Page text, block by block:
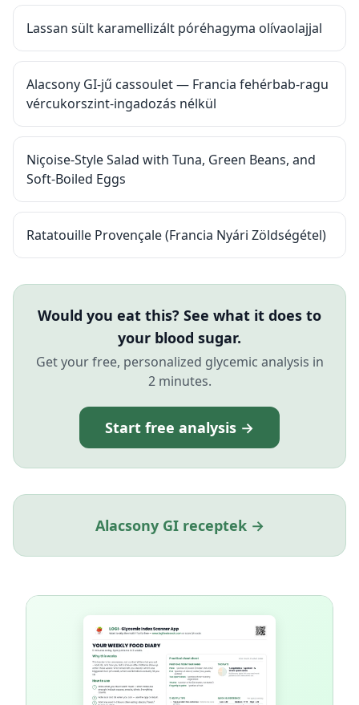
Lassan sült karamellizált póréhagyma olívaolajjal
Alacsony GI-jű cassoulet — Francia fehérbab-ragu
vércukorszint-ingadozás nélkül
Niçoise-Style Salad with Tuna, Green Beans, and
Soft-Boiled Eggs
Ratatouille Provençale (Francia Nyári Zöldségétel)
Would you eat this? See what it does to
your blood sugar.
Get your free, personalized glycemic analysis in
2 minutes.
Start free analysis →
Alacsony GI receptek →